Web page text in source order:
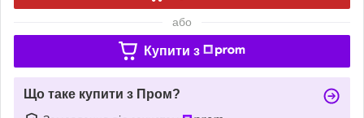
або
Купити з
Що таке купити з Пром?